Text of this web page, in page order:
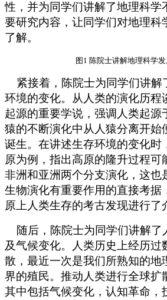
性，并为同学们讲解了地理科学
要研究内容，让同学们对地理科
了解。
图1 陈院士讲解地理科学
紧接着，陈院士为同学们讲解
环境的变化。从人类的演化历程
起源的重要学说，强调人类起源
猿的不断演化中从人猿分离开始
诞生。在讲述生存环境的变化时
原为例，指出高原的隆升过程可
非洲和亚洲两个分支演化，这也
生物演化有重要作用的直接考据
原上人类生存的考古发现进行了
随后，陈院士为同学们讲解了
及气候变化。人类历史上经历过
散，最近一次是我们所熟知的地
界的殖民。推动人类进行全球扩
其中包括气候变化，认知革命，